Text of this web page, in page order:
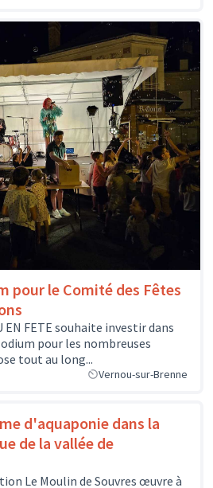
pour le Comité des Fêtes
EN FETE souhaite investir dans
pour les nombreuses
tout au long...
Vernou-sur-Brenne
d'aquaponie dans la
de la vallée de
Le Moulin de Souvres œuvre à